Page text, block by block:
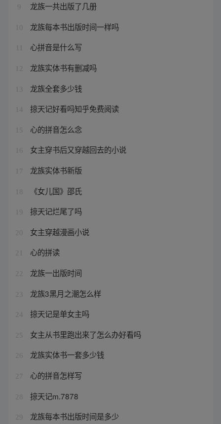
9 龙族一共出版了几册
10 龙族每本书出版时间一样吗
心拼音是什么写
12 龙族实体书有删减吗
13 龙族全套多少钱
14 掠天记好看吗知乎免费阅读
15 心的拼音怎么念
16 女主穿书后又穿越回去的小说
17 龙族实体书新版
18 《女儿国》邵氏
19 掠天记烂尾了吗
20 女主穿越漫画小说
21 心的拼读
22 龙族一出版时间
23 龙族3黑月之潮怎么样
24 掠天记是单女主吗
25 女主从书里跑出来了怎么办好看吗
26 龙族实体书一套多少钱
27 心的拼音怎样写
28 掠天记m.7878
29 龙族每本书出版时间是多少